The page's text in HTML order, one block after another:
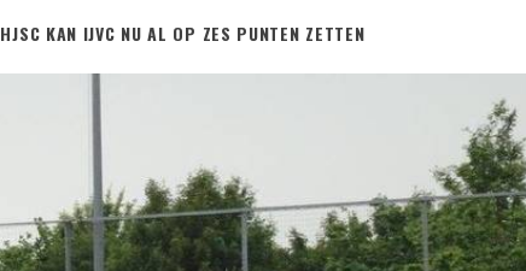
HJSC KAN IJVC NU AL OP ZES PUNTEN ZETTEN